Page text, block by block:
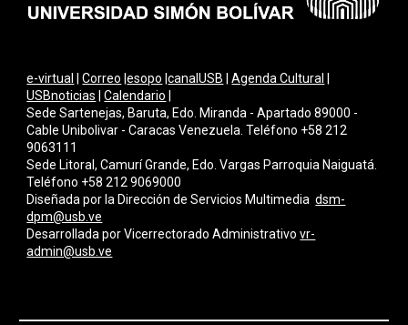
e-virtual |Correo |esopo |canalUSB |Agenda Cultural
USBnoticias |Calendario
Sede Sartenejas, Baruta, Edo. Miranda - Apartado 89000 -
Cable Unibolivar - Caracas Venezuela. Teléfono +58 212
9063111
Sede Litoral, Camurí Grande, Edo. Vargas Parroquia Naiguatá.
Teléfono +58 212 9069000
Diseñada por la Dirección de Servicios Multimediadsm-
dpm@usb.ve
Desarrollada porVicerrectorado Administrativovr-
admin@usb.ve